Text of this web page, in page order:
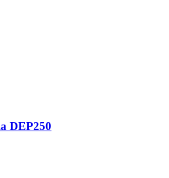
DEP250